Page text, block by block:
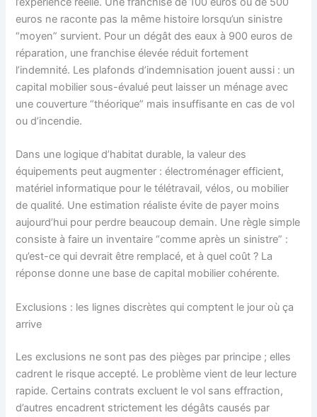
euros ne raconte pas la même histoire lorsqu’un sinistre
“moyen” survient. Pour un dégât des eaux à 900 euros de
réparation, une franchise élevée réduit fortement
l’indemnité. Les plafonds d’indemnisation jouent aussi : un
capital mobilier sous-évalué peut laisser un ménage avec
une couverture “théorique” mais insuffisante en cas de vol
ou d’incendie.
Dans une logique d’habitat durable, la valeur des
équipements peut augmenter : électroménager efficient,
matériel informatique pour le télétravail, vélos, ou mobilier
de qualité. Une estimation réaliste évite de payer moins
aujourd’hui pour perdre beaucoup demain. Une règle simple
consiste à faire un inventaire “comme après un sinistre” :
qu’est-ce qui devrait être remplacé, et à quel coût ? La
réponse donne une base de capital mobilier cohérente.
Exclusions : les lignes discrètes qui comptent le jour où ça
arrive
Les exclusions ne sont pas des pièges par principe ; elles
cadrent le risque accepté. Le problème vient de leur lecture
rapide. Certains contrats excluent le vol sans effraction,
d’autres encadrent strictement les dégâts causés par